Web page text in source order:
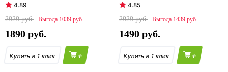
4.89
2929
1039
1890
+
4.85
2929
1439
1490
+